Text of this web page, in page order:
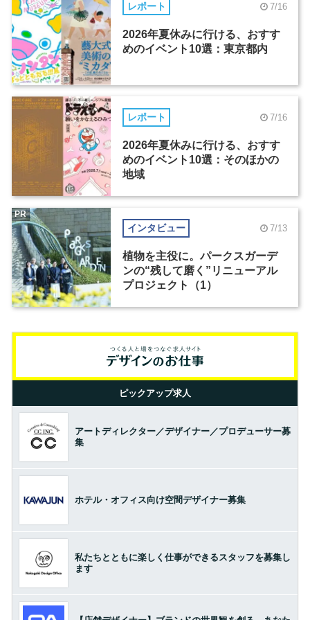
レポート 7/16
2026年夏休みに行ける、おすす
めのイベント10選：東京都内
レポート 7/16
2026年夏休みに行ける、おすす
めのイベント10選：そのほかの
地域
インタビュー 7/13
植物を主役に。パークスガーデ
ンの“残して磨く”リニューアル
プロジェクト（1）
PR
ピックアップ求人
アートディレクター／デザイナー／プロデューサー募
集
ホテル・オフィス向け空間デザイナー募集
私たちとともに楽しく仕事ができるスタッフを募集し
ます